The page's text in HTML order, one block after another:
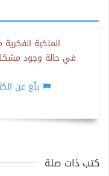
الملكية
في حالة وجود مشكلة
بلّغ عن
كتب ذات صلة